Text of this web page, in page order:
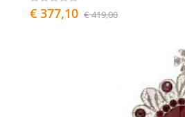
€ 377,10 € 419,00